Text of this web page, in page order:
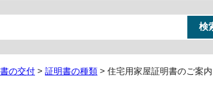
の交付 > 証明書の種類 > 住宅用家屋証明書のご案内